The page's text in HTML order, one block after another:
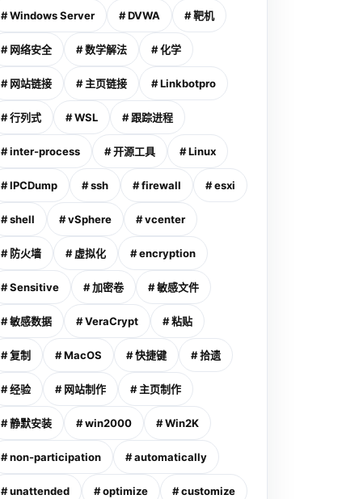
# Windows Server # DVWA # 靶机
# 网络安全 # 数学解法 # 化学
# 网站链接 # 主页链接 # Linkbotpro
# 行列式 # WSL # 跟踪进程
# inter-process # 开源工具 # Linux
# IPCDump # ssh # firewall # esxi
# shell # vSphere # vcenter
# 防火墙 # 虚拟化 # encryption
# Sensitive # 加密卷 # 敏感文件
# 敏感数据 # VeraCrypt # 粘贴
# 复制 # MacOS # 快捷键 # 拾遗
# 经验 # 网站制作 # 主页制作
# 静默安装 # win2000 # Win2K
# non-participation # automatically
# unattended # optimize # customize